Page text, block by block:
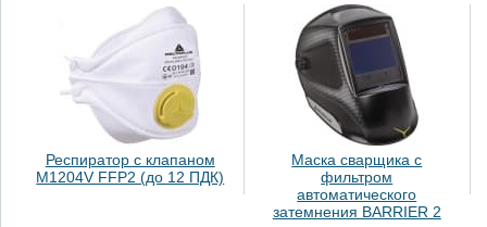
Респиратор с клапаном
M1204V FFP2 (до 12 ПДК)
Маска сварщика с
фильтром
автоматического
затемнения BARRIER 2